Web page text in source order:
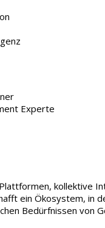
Experte
kollektive
ein Ökosystem, in
Bedürfnissen von